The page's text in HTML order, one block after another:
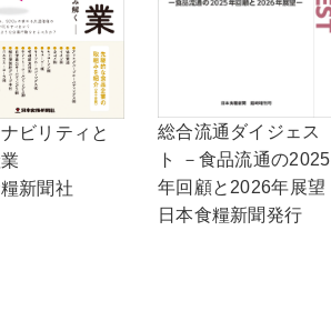
ビリティと
新聞社
総合流通ダイジェス
ト －食品流通の2025
年回顧と2026年展望
日本食糧新聞発行